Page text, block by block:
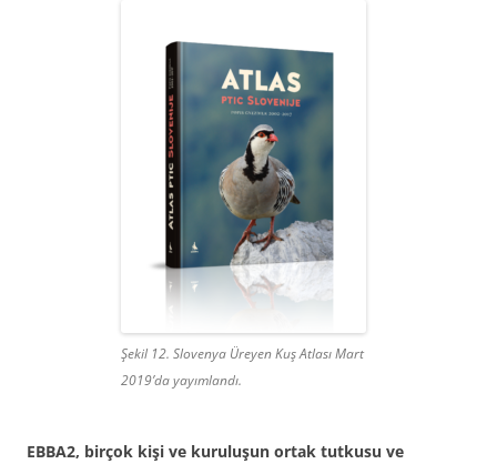
Şekil 12. Slovenya Üreyen Kuş Atlası Mart
2019’da yayımlandı.
EBBA2, birçok kişi ve kuruluşun ortak tutkusu ve